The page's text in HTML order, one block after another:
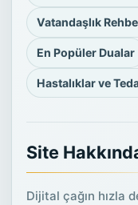
Vatandaşlık
En Popüler Dualar
Hastalıklar ve
Site
Dijital çağın hızla